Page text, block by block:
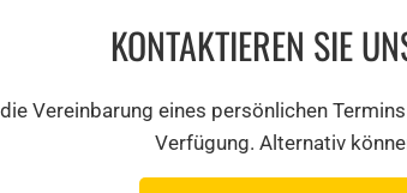
KONTAKTIEREN SIE
Vereinbarung eines persönlichen
Verfügung. Alternativ